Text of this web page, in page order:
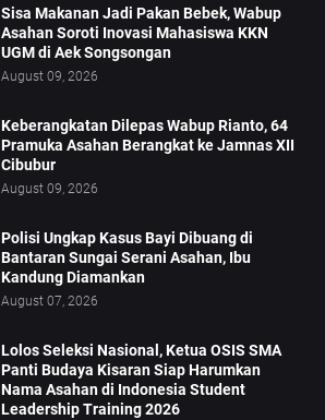
Sisa Makanan Jadi Pakan Bebek, Wabup
Asahan Soroti Inovasi Mahasiswa KKN
UGM di Aek Songsongan
August 09, 2026
Keberangkatan Dilepas Wabup Rianto, 64
Pramuka Asahan Berangkat ke Jamnas XII
Cibubur
August 09, 2026
Polisi Ungkap Kasus Bayi Dibuang di
Bantaran Sungai Serani Asahan, Ibu
Kandung Diamankan
August 07, 2026
Lolos Seleksi Nasional, Ketua OSIS SMA
Panti Budaya Kisaran Siap Harumkan
Nama Asahan di Indonesia Student
Leadership Training 2026